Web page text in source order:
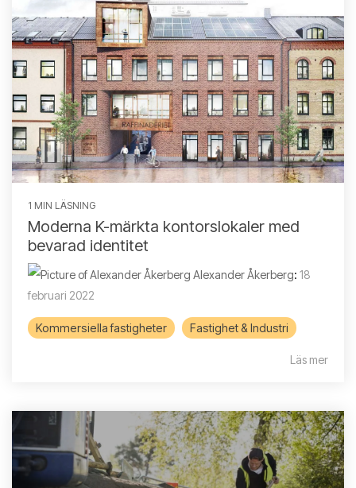
1 MIN LÄSNING
Moderna K-märkta kontorslokaler med
bevarad identitet
Alexander Åkerberg: 18
februari 2022
Kommersiella fastigheter Fastighet & Industri
Läs mer